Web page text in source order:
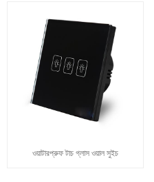
ওয়াটারপ্রুফ টাচ গ্লাস ওয়াল সুইচ